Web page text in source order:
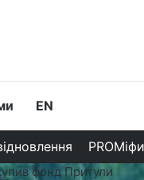
EN
PROМіфи
фонд Притули